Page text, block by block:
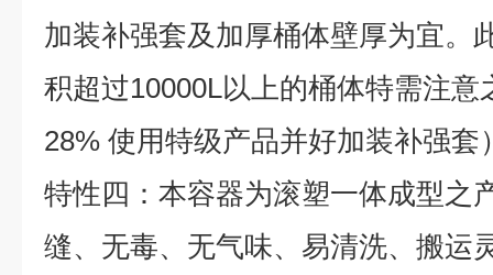
加装补强套及加厚桶体壁厚为宜。
积超过10000L以上的桶体特需注意
28% 使用特级产品并好加装补强套
特性四：本容器为滚塑一体成型之
缝、无毒、无气味、易清洗、搬运